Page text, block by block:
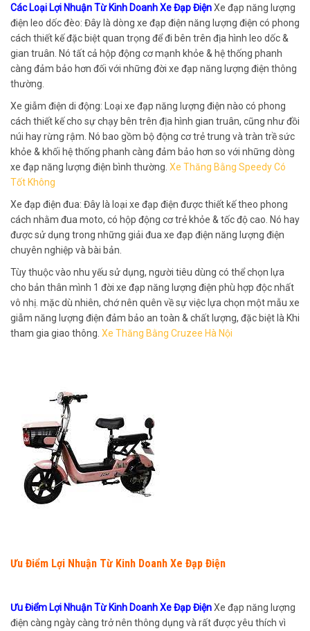
Các Loại Lợi Nhuận Từ Kinh Doanh Xe Đạp ĐiệnXe đạp năng lượng
điện leo dốc đèo: Đây là dòng xe đạp điện năng lượng điện có phong
cách thiết kế đặc biệt quan trọng để đi bên trên địa hình leo dốc &
gian truân. Nó tất cả hộp động cơ mạnh khỏe & hệ thống phanh
càng đảm bảo hơn đối với những đời xe đạp năng lượng điện thông
thường.
Xe giẫm điện di động: Loại xe đạp năng lượng điện nào có phong
cách thiết kế cho sự chạy bên trên địa hình gian truân, cũng như đồi
núi hay rừng rậm. Nó bao gồm bộ động cơ trẻ trung và tràn trề sức
khỏe & khối hệ thống phanh càng đảm bảo hơn so với những dòng
xe đạp năng lượng điện bình thường. Xe Thăng Bằng Speedy Có
Tốt Không
Xe đạp điện đua: Đây là loại xe đạp điện được thiết kế theo phong
cách nhằm đua moto, có hộp động cơ trẻ khỏe & tốc độ cao. Nó hay
được sử dụng trong những giải đua xe đạp điện năng lượng điện
chuyên nghiệp và bài bản.
Tùy thuộc vào nhu yếu sử dụng, người tiêu dùng có thể chọn lựa
cho bản thân mình 1 đời xe đạp năng lượng điện phù hợp độc nhất
vô nhị. mặc dù nhiên, chớ nên quên về sự việc lựa chọn một mẫu xe
giẫm năng lượng điện đảm bảo an toàn & chất lượng, đặc biệt là Khi
tham gia giao thông. Xe Thăng Bằng Cruzee Hà Nội
Ưu Điểm Lợi Nhuận Từ Kinh Doanh Xe Đạp Điện
Ưu Điểm Lợi Nhuận Từ Kinh Doanh Xe Đạp ĐiệnXe đạp năng lượng
điện càng ngày càng trở nên thông dụng và rất được yêu thích vì